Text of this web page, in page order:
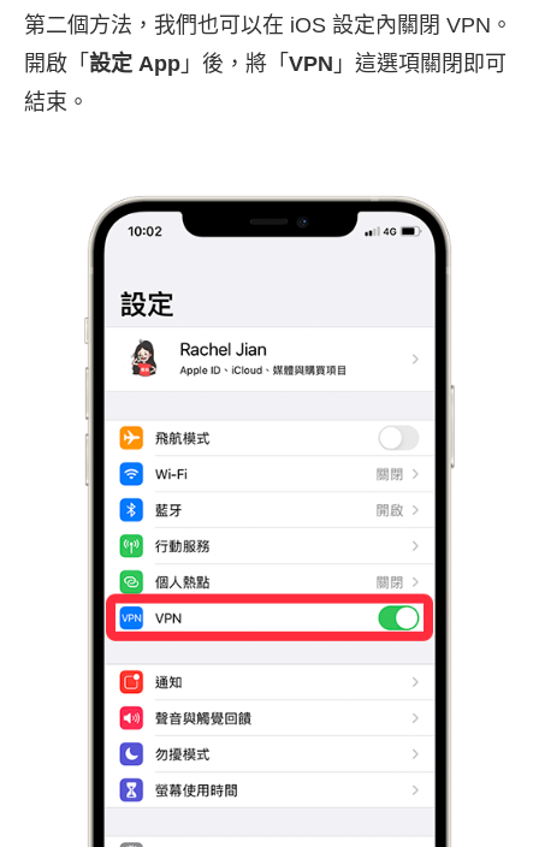
第二個方法，我們也可以在 iOS 設定內關閉 VPN。
開啟「 設定 App 」後，將「 VPN 」這選項關閉即可
結束。